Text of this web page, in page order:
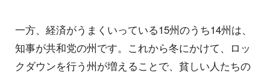
一方、経済がうまくいっている15州のうち14州は、
知事が共和党の州です。これから冬にかけて、ロッ
クダウンを行う州が増えることで、貧しい人たちの